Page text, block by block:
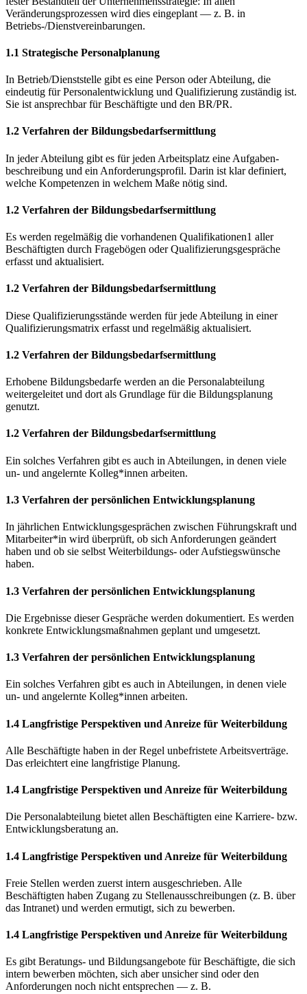
Veränderungsprozessen wird dies eingeplant — z. B. in
Betriebs-/Dienstvereinbarungen.
1.1 Strategische Personalplanung
In Betrieb/Dienststelle gibt es eine Person oder Abteilung, die
eindeutig für Personalentwicklung und Qualifizierung zuständig ist.
Sie ist ansprechbar für Beschäftigte und den BR/PR.
1.2 Verfahren der Bildungsbedarfsermittlung
In jeder Abteilung gibt es für jeden Arbeitsplatz eine Aufgaben-
beschreibung und ein Anforderungsprofil. Darin ist klar definiert,
welche Kompetenzen in welchem Maße nötig sind.
1.2 Verfahren der Bildungsbedarfsermittlung
Es werden regelmäßig die vorhandenen Qualifikationen1 aller
Beschäftigten durch Fragebögen oder Qualifizierungsgespräche
erfasst und aktualisiert.
1.2 Verfahren der Bildungsbedarfsermittlung
Diese Qualifizierungsstände werden für jede Abteilung in einer
Qualifizierungsmatrix erfasst und regelmäßig aktualisiert.
1.2 Verfahren der Bildungsbedarfsermittlung
Erhobene Bildungsbedarfe werden an die Personalabteilung
weitergeleitet und dort als Grundlage für die Bildungsplanung
genutzt.
1.2 Verfahren der Bildungsbedarfsermittlung
Ein solches Verfahren gibt es auch in Abteilungen, in denen viele
un- und angelernte Kolleg*innen arbeiten.
1.3 Verfahren der persönlichen Entwicklungsplanung
In jährlichen Entwicklungsgesprächen zwischen Führungskraft und
Mitarbeiter*in wird überprüft, ob sich Anforderungen geändert
haben und ob sie selbst Weiterbildungs- oder Aufstiegswünsche
haben.
1.3 Verfahren der persönlichen Entwicklungsplanung
Die Ergebnisse dieser Gespräche werden dokumentiert. Es werden
konkrete Entwicklungsmaßnahmen geplant und umgesetzt.
1.3 Verfahren der persönlichen Entwicklungsplanung
Ein solches Verfahren gibt es auch in Abteilungen, in denen viele
un- und angelernte Kolleg*innen arbeiten.
1.4 Langfristige Perspektiven und Anreize für Weiterbildung
Alle Beschäftigte haben in der Regel unbefristete Arbeitsverträge.
Das erleichtert eine langfristige Planung.
1.4 Langfristige Perspektiven und Anreize für Weiterbildung
Die Personalabteilung bietet allen Beschäftigten eine Karriere- bzw.
Entwicklungsberatung an.
1.4 Langfristige Perspektiven und Anreize für Weiterbildung
Freie Stellen werden zuerst intern ausgeschrieben. Alle
Beschäftigten haben Zugang zu Stellenausschreibungen (z. B. über
das Intranet) und werden ermutigt, sich zu bewerben.
1.4 Langfristige Perspektiven und Anreize für Weiterbildung
Es gibt Beratungs- und Bildungsangebote für Beschäftigte, die sich
intern bewerben möchten, sich aber unsicher sind oder den
Anforderungen noch nicht entsprechen — z. B.